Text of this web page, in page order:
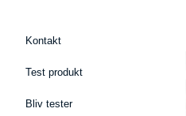
Kontakt
Test produkt
Bliv tester